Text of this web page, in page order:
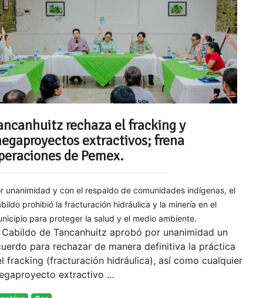
rechaza el fracking y
extractivos; frena
de Pemex.
unanimidad y con el respaldo de comunidades indígenas, el
prohibió la fracturación hidráulica y la minería en el
para proteger la salud y el medio ambiente.
Cabildo de Tancanhuitz aprobó por unanimidad un
para rechazar de manera definitiva la práctica
fracking (fracturación hidráulica), así como cualquier
extractivo ...